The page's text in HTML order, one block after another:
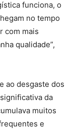
funciona, o
no tempo
com mais
qualidade”,
ao desgaste dos
da
muitos
e